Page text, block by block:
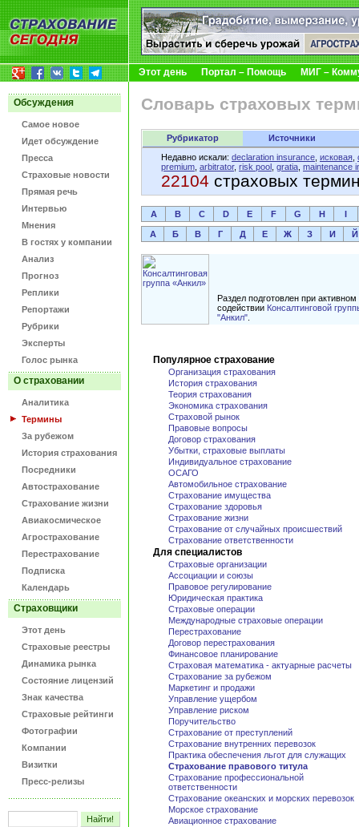
Этот день Портал – Помощь МИГ –
Обсуждения
Самое новое
Идет обсуждение
Пресса
Страховые новости
Прямая речь
Интервью
Мнения
В гостях у компании
Анализ
Прогноз
Реплики
Репортажи
Рубрики
Эксперты
Голос рынка
О страховании
Аналитика
Термины
За рубежом
История страхования
Посредники
Автострахование
Страхование жизни
Авиакосмическое
Агрострахование
Перестрахование
Подписка
Календарь
Страховщики
Этот день
Страховые реестры
Динамика рынка
Состояние лицензий
Знак качества
Страховые рейтинги
Фотографии
Компании
Визитки
Пресс-релизы
Словарь страховых
Рубрикатор
Источники
Недавно искали: declaration insurance исковая
premium arbitrator, risk pool gratia maintenance
22104 страховых
A B C D E F G H
А Б В Г Д Е Ж З И Й
Раздел подготовлен при активном
содействии Консалтинговой
"Анкил"
Популярное страхование
Организация страхования
История страхования
Теория страхования
Экономика страхования
Страховой рынок
Правовые вопросы
Договор страхования
Убытки, страховые выплаты
Индивидуальное страхование
ОСАГО
Автомобильное страхование
Страхование имущества
Страхование здоровья
Страхование жизни
Страхование от случайных происшествий
Страхование ответственности
Для специалистов
Страховые организации
Ассоциации и союзы
Правовое регулирование
Юридическая практика
Страховые операции
Международные страховые операции
Перестрахование
Договор перестрахования
Финансовое планирование
Страховая математика - актуарные расчеты
Страхование за рубежом
Маркетинг и продажи
Управление ущербом
Управление риском
Поручительство
Страхование от преступлений
Страхование внутренних перевозок
Практика обеспечения льгот для служащих
Страхование правового титула
Страхование профессиональной
ответственности
Страхование океанских и морских перевозок
Морское страхование
Авиационное страхование